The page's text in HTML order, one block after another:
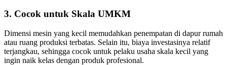
3. Cocok untuk Skala UMKM
Dimensi mesin yang kecil memudahkan penempatan di dapur rumah
atau ruang produksi terbatas. Selain itu, biaya investasinya relatif
terjangkau, sehingga cocok untuk pelaku usaha skala kecil yang
ingin naik kelas dengan produk profesional.